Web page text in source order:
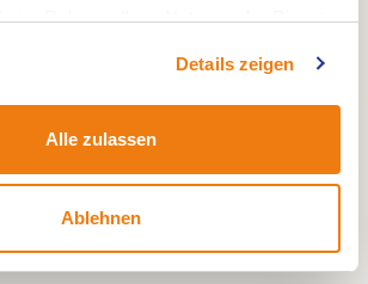
im Rahmen Ihrer Nutzung der Dienste
Details zeigen
Alle zulassen
Ablehnen
, saisons- oder Passanten
an diesemOrt